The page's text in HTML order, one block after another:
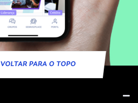
VOLTAR PARA O TOPO